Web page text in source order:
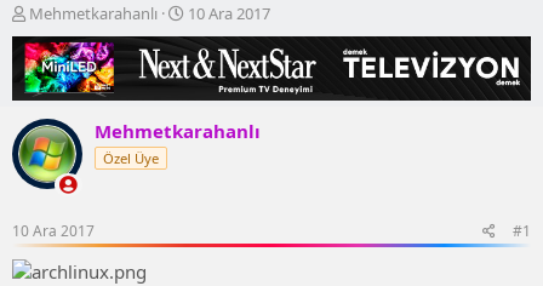
K
o
n
b
u
y
u
b
a
l
a
t
Mehmetkarahanlı
B
a
ş
l
a
g
r
10 Ara 2017
Mehmetkarahanlı
Özel Üye
10 Ara 2017 #1